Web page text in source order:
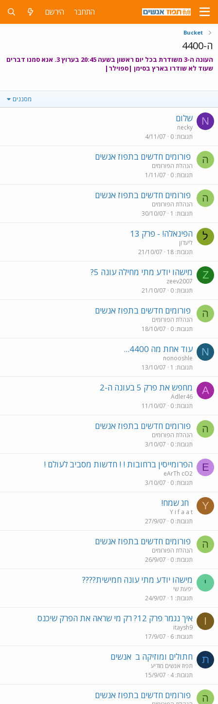
התחבר הירשם
Bucket
ה-4400
העונה ה-3 משודרת בכל יום ראשון בשעה 20:45 בערוץ 3. אנא סמנו דברים
שעוד לא שודרו בארץ בסימן |ספוילר|
מסננים
N שלום
necky
תגובות 0
4/11/07
ה פורומים חדשים בתפוז אנשים
הנהלת הפורומים
תגובות 0
1/11/07
ה פורומים חדשים בתפוז אנשים
הנהלת הפורומים
תגובות 1
30/10/07
ל הפינאלה! - פרק 13
ליעדון
תגובות 18
21/10/07
Z מישהו יודע מתי מחילה עונה 5?
zeev2007
תגובות 0
21/10/07
ה פורומים חדשים בתפוז אנשים
הנהלת הפורומים
תגובות 0
18/10/07
N עוד אחת מה 4400...
nonooshle
תגובות 1
13/10/07
A מחפש את פרק 5 בעונה ה-2
Adler46
תגובות 0
11/10/07
ה פורומים חדשים בתפוז אנשים
הנהלת הפורומים
תגובות 0
3/10/07
E הפרומייסין ברחובות ! ! חדשות מסביב לעולם !
eArTh cO2
תגובות 0
3/10/07
Y חג שמח!
Y i f a a t
תגובות 0
27/9/07
ה פורומים חדשים בתפוז אנשים
הנהלת הפורומים
תגובות 0
26/9/07
י מישהו יודע מתי עונה חמישית????
יפעת שי
תגובות 1
24/9/07
I איך נגמר פרק 12? רק מי שראה את הפרק שיכנס
itaysh9
תגובות 6
17/9/07
ת חתולים ומוזיקה ב אנשים
תפוז אנשים מודיע
תגובות 4
15/9/07
ה פורומים חדשים בתפוז אנשים